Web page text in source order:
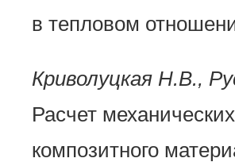
в тепловом
Криволуцкая Н.В.,
Расчет
композитного